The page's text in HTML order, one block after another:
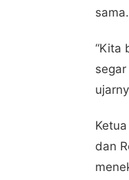
sama.
“Kita
dan